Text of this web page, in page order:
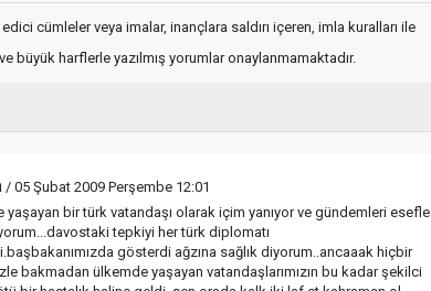
cümleler veya imalar, inançlara saldırı içeren, imla kuralları ile
büyük harflerle yazılmış yorumlar onaylanmamaktadır.
/ 05 Şubat 2009 Perşembe 12:01
yaşayan bir türk vatandaşı olarak içim yanıyor ve gündemleri esefle
tepkiyi her türk diplomatı
gösterdi ağzına sağlık diyorum..ancaaak hiçbir
bakmadan ülkemde yaşayan vatandaşlarımızın bu kadar şekilci